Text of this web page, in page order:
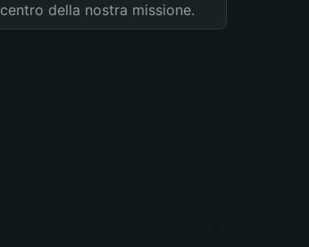
centro della nostra missione.